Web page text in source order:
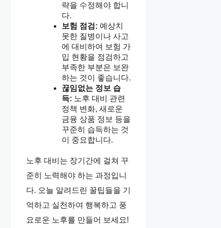
략을 수정해야 합니
다.
보험 점검: 예상치
못한 질병이나 사고
에 대비하여 보험 가
입 현황을 점검하고
부족한 부분은 보완
하는 것이 좋습니다.
끊임없는 정보 습
득: 노후 대비 관련
정책 변화, 새로운
금융 상품 정보 등을
꾸준히 습득하는 것
이 중요합니다.
노후 대비는 장기간에 걸쳐 꾸
준히 노력해야 하는 과정입니
다. 오늘 알려드린 꿀팁들을 기
억하고 실천하여 행복하고 풍
요로운 노후를 만들어 보세요!